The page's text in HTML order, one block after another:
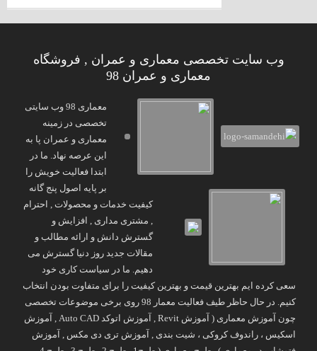
وب سایت تخصصی معماری و عمران , فروشگاه
معماری و عمران 98
معماری 98 وب سایتی
تخصصی در زمینه
معماری و عمران پا به
این عرصه نهاد. ما در
ابتدا فعالیت خویش را
بر پایه اصول پنج گانه
کیفیت خدمات و محصولات , احترام
, مشتری مداری , افزایش و
گسترش دانش و ارائه مطالب و
مقالات جدید روز دنیا گسترش می
دهیم. ما در سیاست کاری خود
سعی کرده ایم بهترین قیمت و بهترین کیفیت را برای متفاوت بودن انتخاب
کنیم. در حال حاظر طیف فعالیت معمار 98 روی برخی موضوعات تخصصی
چون آموزش معماری ( آموزش Revit , آموزش اتوکد Auto CAD , آموزش
اسکیس ، راندوف کروکی ، شیت بندی , آموزش تری دی مکس , آموزش